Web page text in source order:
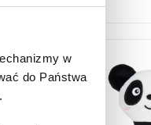
w
do Państwa